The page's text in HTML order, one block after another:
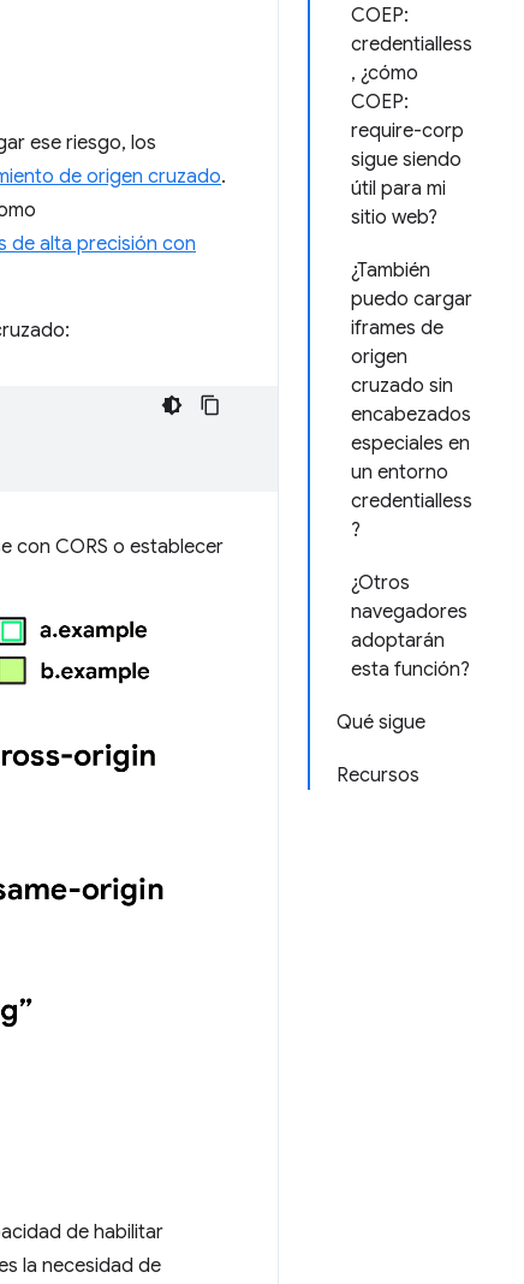
COEP:
credentialless
, ¿cómo
COEP:
require-corp
sigue siendo
útil para mi
sitio web?
¿También
puedo cargar
iframes de
origen
cruzado sin
encabezados
especiales en
un entorno
credentialless
?
¿Otros
navegadores
adoptarán
esta función?
Qué sigue
Recursos
ese riesgo, los
de origen cruzado.
de alta precisión con
con CORS o establecer
de habilitar
la necesidad de